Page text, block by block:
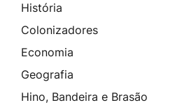
História
Colonizadores
Economia
Geografia
Hino, Bandeira e Brasão